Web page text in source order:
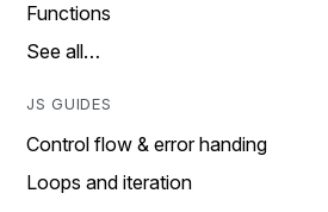
Functions
See all…
JS GUIDES
Control flow & error handing
Loops and iteration